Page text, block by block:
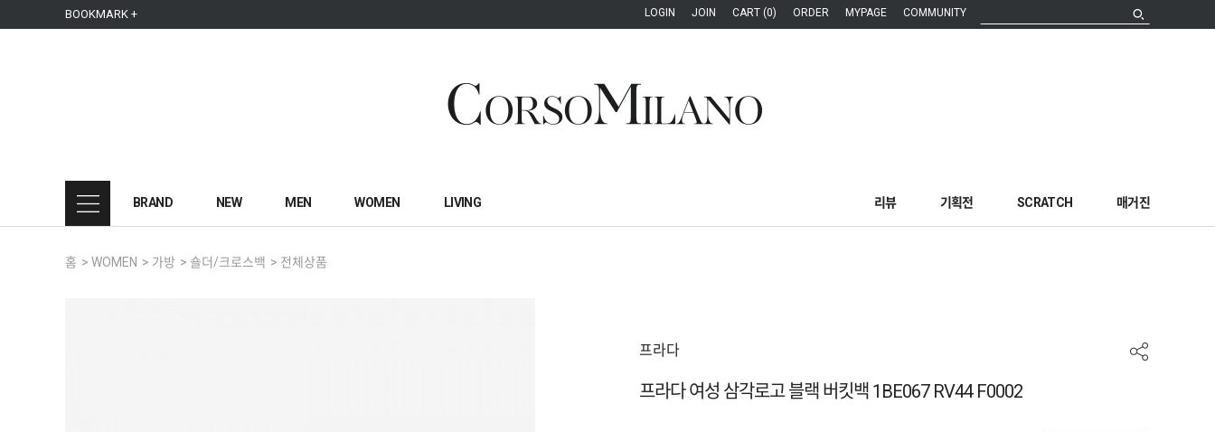
본문 바로가기
주메뉴 바로가기
사이드메뉴 바로가기
BOOKMARK + LOGIN JOIN CART (0) ORDER MYPAGE COMMUNITY
BRAND NEW MEN WOMEN LIVING 리뷰 기획전 SCRATCH 매거진
홈 > WOMEN > 가방 > 숄더/크로스백 > 전체상품
프라다
프라다 여성 삼각로고 블랙 버킷백 1BE067 RV44 F0002